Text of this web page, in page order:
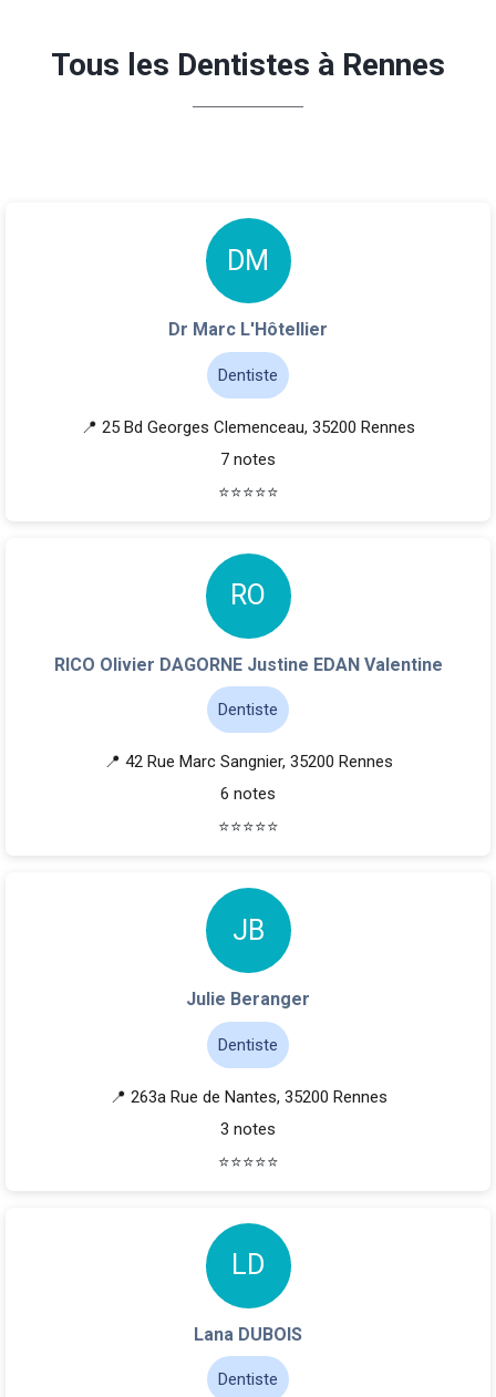
Tous les Dentistes à Rennes
DM
Dr Marc L'Hôtellier
Dentiste
📍 25 Bd Georges Clemenceau, 35200 Rennes
7 notes
⭐⭐⭐⭐⭐
RO
RICO Olivier DAGORNE Justine EDAN Valentine
Dentiste
📍 42 Rue Marc Sangnier, 35200 Rennes
6 notes
⭐⭐⭐⭐⭐
JB
Julie Beranger
Dentiste
📍 263a Rue de Nantes, 35200 Rennes
3 notes
⭐⭐⭐⭐⭐
LD
Lana DUBOIS
Dentiste